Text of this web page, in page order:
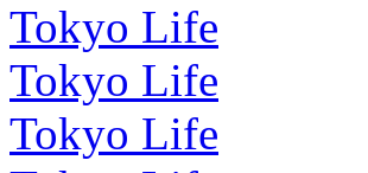
Tokyo Life
Tokyo Life
Tokyo Life